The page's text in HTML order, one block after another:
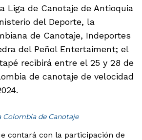
Liga de Canotaje de Antioquia
del Deporte, la
de Canotaje, Indeportes
del Peñol Entertaiment; el
recibirá entre el 25 y 28 de
de canotaje de velocidad
Colombia de Canotaje
contará con la participación de